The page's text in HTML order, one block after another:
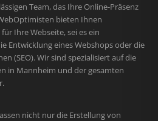
Team, das Ihre Online-Präsenz
bieten Ihnen
Ihre Webseite, sei es ein
Entwicklung eines Webshops oder die
(SEO). Wir sind spezialisiert auf die
in Mannheim und der gesamten
nicht nur die Erstellung von